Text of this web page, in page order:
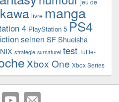
jeu de
livre manga
4 PlayStation 5 PS4
seinen SF Shueisha
stratégie surnaturel test Tuttle-
Xbox One Xbox Series